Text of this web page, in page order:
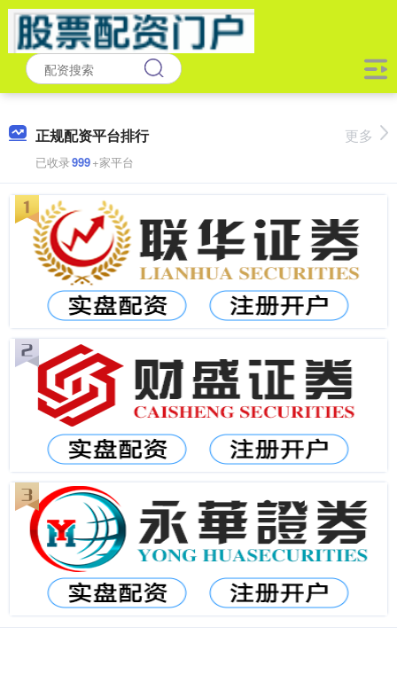
正规配资平台排行
已收录999+家平台
更多